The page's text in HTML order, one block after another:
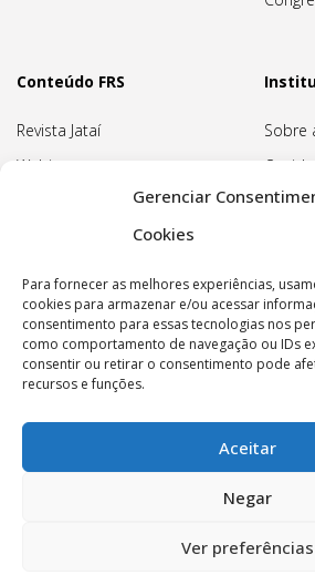
Gerenciar
Cookies
Para fornecer as melhores experiências,
cookies para armazenar e/ou acessar
consentimento para essas tecnologias nos
como comportamento de navegação ou IDs
consentir ou retirar o consentimento pode
recursos e funções.
Aceitar
Negar
Ver preferências
Conteúdo FRS
Revista Jataí
Webinars
Sobre
Nossa
Associação Pedagógica Rudolf